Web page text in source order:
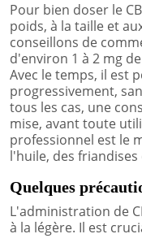
Pour bien doser le
poids, à la taille et
conseillons de
d'environ 1 à 2 mg
Avec le temps, il est
progressivement,
tous les cas, une
mise, avant toute
professionnel est le
l'huile, des friandises
Quelques
L'administration de
à la légère. Il est